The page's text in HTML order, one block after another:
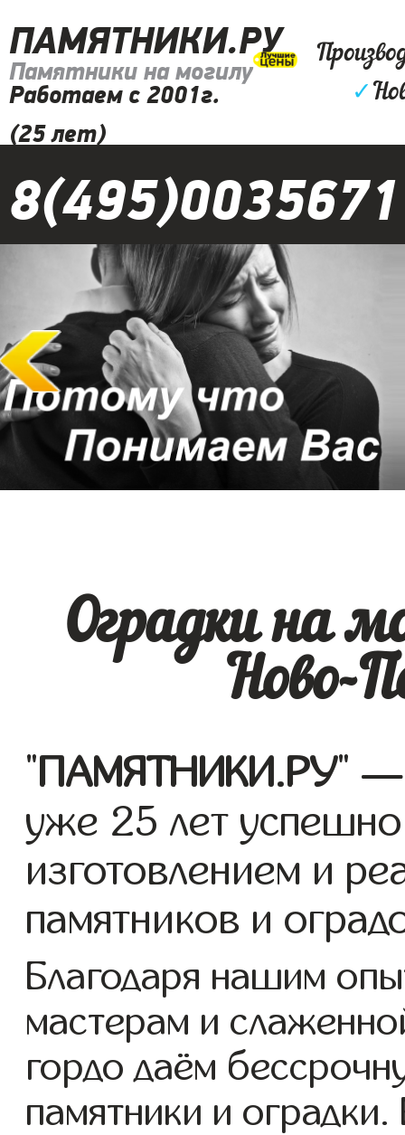
ПАМЯТНИКИ.РУ
Памятники на могилу
Работаем с 2001г.
(25 лет)
✓
8(495)0035671
Оградки на
Ново-
"ПАМЯТНИКИ.РУ" —
уже 25 лет
изготовлением и
памятников и
Благодаря нашим
мастерам и
гордо даём
памятники и